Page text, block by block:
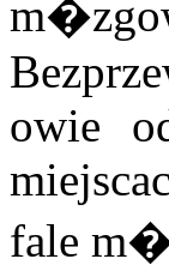
owie
fale